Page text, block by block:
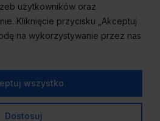
użytkowników oraz
Kliknięcie przycisku „Akceptuj
na wykorzystywanie przez nas
Dostosuj
wszystko